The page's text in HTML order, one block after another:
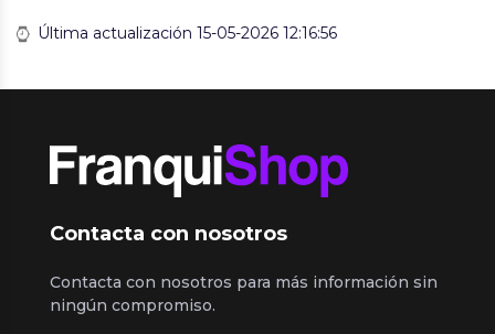
Última actualización 15-05-2026 12:16:56
Contacta con nosotros
Contacta con nosotros para más información sin
ningún compromiso.